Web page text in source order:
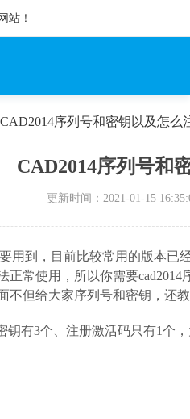
站！
序列号和密钥以及怎么
CAD2014序列号和
更新时间： 2021-01-15
用到，目前比较常用的版本已
正常使用，所以你需要
不但给大家序列号和密钥，还
钥有3个、注册激活码只有1个